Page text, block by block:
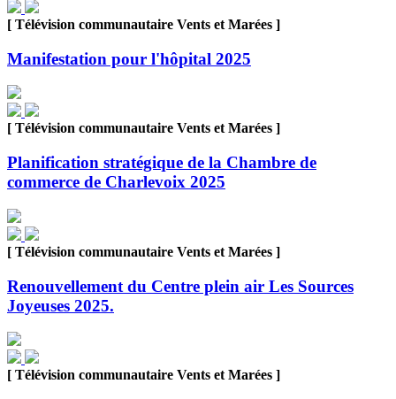
[ Télévision communautaire Vents et Marées ]
Manifestation pour l'hôpital 2025
[ Télévision communautaire Vents et Marées ]
Planification stratégique de la Chambre de
commerce de Charlevoix 2025
[ Télévision communautaire Vents et Marées ]
Renouvellement du Centre plein air Les Sources
Joyeuses 2025.
[ Télévision communautaire Vents et Marées ]